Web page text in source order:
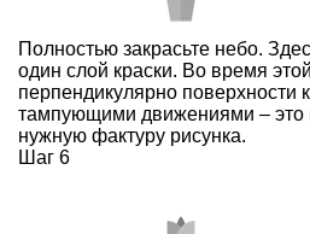
Полностью закрасьте небо.
один слой краски. Во время
перпендикулярно поверхности
тампующими движениями – это
нужную фактуру рисунка.
Шаг 6